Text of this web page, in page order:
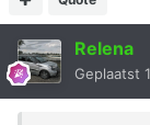
Relena
Geplaatst